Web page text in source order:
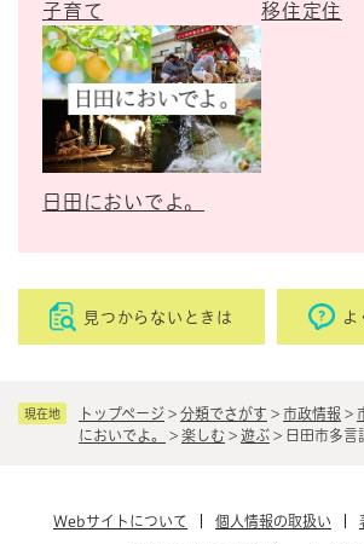
現在地 トップページ > 分類でさがす > 市政情報 >
においでよ。
> 楽しむ > 遊ぶ > 日田市多言
子育て 移住定住
日田においでよ。
見つからないときは よ
Webサイトについて 個人情報の取扱い